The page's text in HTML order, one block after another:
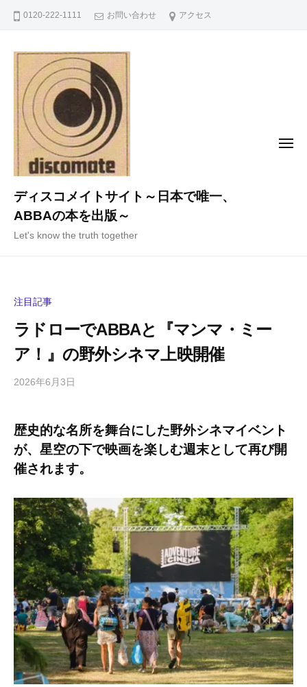
0120-222-1111 お問い合わせ アクセス
ディスコメイトサイト～日本で唯一、
ABBAの本を出版～
Let's know the truth together
メ
注目記事
ラドローでABBAと『マンマ・ミー
ア！』の野外シネマ上映開催
2026年6月3日
i
g
a
h
i
y
a
m
a
の
コ
メ
ト
歴史的な名所を舞台にした野外シネマイベント
が、星空の下で映画を楽しむ週末として再び開
催されます。